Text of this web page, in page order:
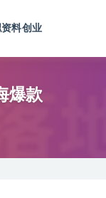
料创业
爆款